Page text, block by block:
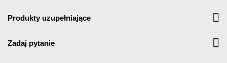
produkty uzupełniające
zadaj pytanie